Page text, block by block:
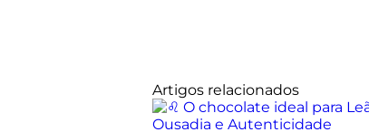
Artigos relacionados